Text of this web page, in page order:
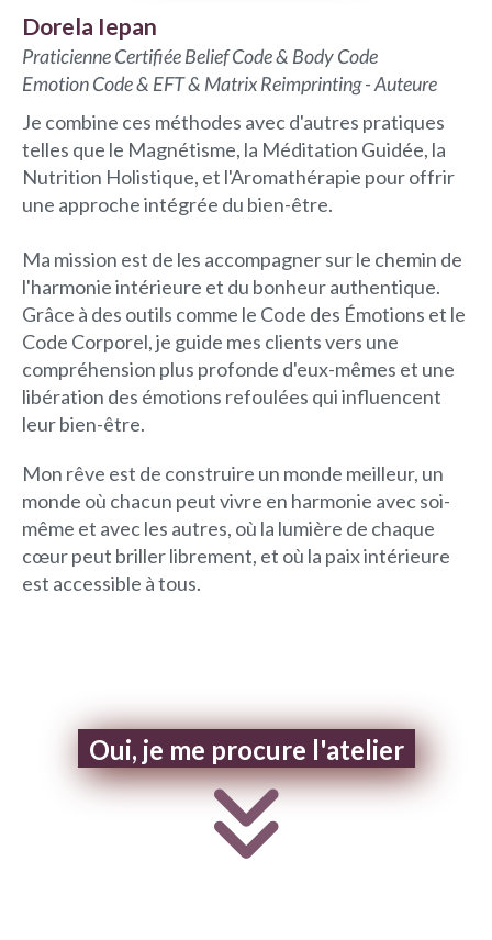
Dorela Iepan
Praticienne Certifiée Belief Code & Body Code
Emotion Code & EFT & Matrix Reimprinting - Auteure
Je combine ces méthodes avec d'autres pratiques
telles que le Magnétisme, la Méditation Guidée, la
Nutrition Holistique, et l'Aromathérapie pour offrir
une approche intégrée du bien-être.
Ma mission est de les accompagner sur le chemin de
l'harmonie intérieure et du bonheur authentique.
Grâce à des outils comme le Code des Émotions et le
Code Corporel, je guide mes clients vers une
compréhension plus profonde d'eux-mêmes et une
libération des émotions refoulées qui influencent
leur bien-être.
Mon rêve est de construire un monde meilleur, un
monde où chacun peut vivre en harmonie avec soi-
même et avec les autres, où la lumière de chaque
cœur peut briller librement, et où la paix intérieure
est accessible à tous.
Oui, je me procure l'atelier